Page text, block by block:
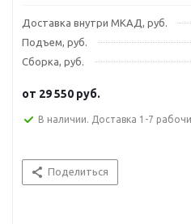
Доставка внутри МКАД, руб.
Подъем, руб.
Сборка, руб.
от 29 550 руб.
В наличии. Доставка 1-7
Поделиться